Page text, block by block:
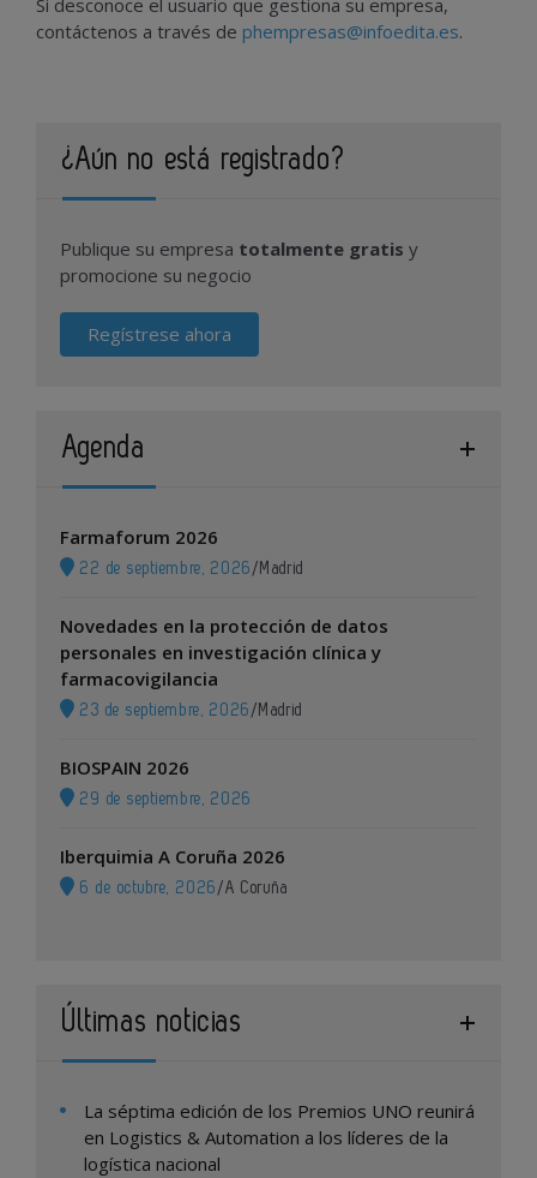
Si desconoce el usuario que gestiona su empresa,
contáctenos a través de phempresas@infoedita.es.
¿Aún no está registrado?
Publique su empresa totalmente gratis y
promocione su negocio
Regístrese ahora
Agenda
Farmaforum 2026
22 de septiembre, 2026 / Madrid
Novedades en la protección de datos
personales en investigación clínica y
farmacovigilancia
23 de septiembre, 2026 / Madrid
BIOSPAIN 2026
29 de septiembre, 2026
Iberquimia A Coruña 2026
6 de octubre, 2026 /A Coruña
Últimas noticias
La séptima edición de los Premios UNO reunirá
en Logistics & Automation a los líderes de la
logística nacional